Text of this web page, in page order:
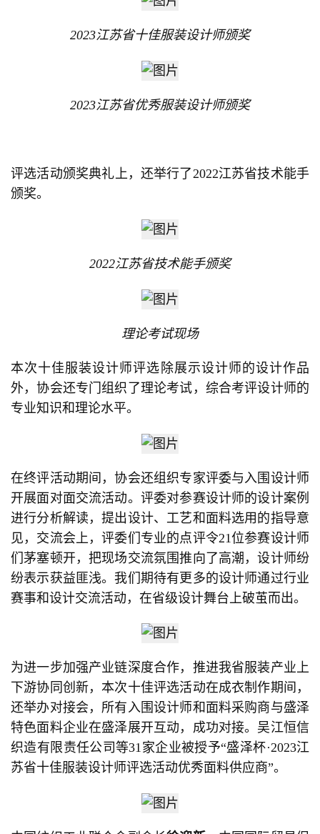
2023江苏省十佳服装设计师颁奖
2023江苏省优秀服装设计师颁奖
评选活动颁奖典礼上，还举行了2022江苏省技术能手
颁奖。
2022江苏省技术能手颁奖
理论考试现场
本次十佳服装设计师评选除展示设计师的设计作品
外，协会还专门组织了理论考试，综合考评设计师的
专业知识和理论水平。
在终评活动期间，协会还组织专家评委与入围设计师
开展面对面交流活动。评委对参赛设计师的设计案例
进行分析解读，提出设计、工艺和面料选用的指导意
见，交流会上，评委们专业的点评令21位参赛设计师
们茅塞顿开，把现场交流氛围推向了高潮，设计师纷
纷表示获益匪浅。我们期待有更多的设计师通过行业
赛事和设计交流活动，在省级设计舞台上破茧而出。
为进一步加强产业链深度合作，推进我省服装产业上
下游协同创新，本次十佳评选活动在成衣制作期间，
还举办对接会，所有入围设计师和面料采购商与盛泽
特色面料企业在盛泽展开互动，成功对接。吴江恒信
织造有限责任公司等31家企业被授予“盛泽杯·2023江
苏省十佳服装设计师评选活动优秀面料供应商”。